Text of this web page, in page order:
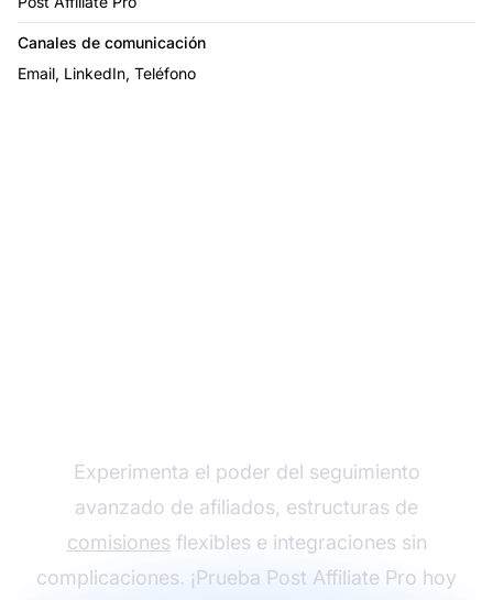
Canales de comunicación
Email, LinkedIn, Teléfono
Experimenta el poder del seguimiento
avanzado de afiliados, estructuras de
comisiones flexibles e integraciones sin
complicaciones. ¡Prueba Post Affiliate Pro hoy